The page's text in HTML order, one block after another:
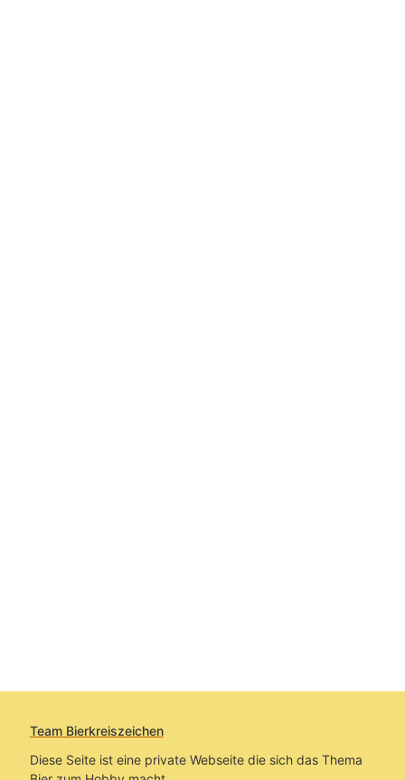
Team Bierkreiszeichen
Diese Seite ist eine private Webseite die sich das Thema